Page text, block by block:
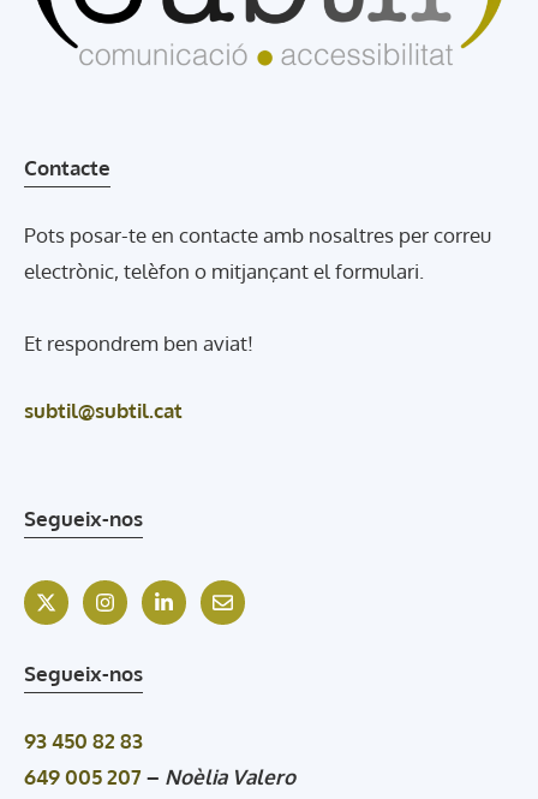
Contacte
Pots posar-te en contacte amb nosaltres per correu
electrònic, telèfon o mitjançant el formulari.
Et respondrem ben aviat!
subtil@subtil.cat
Segueix-nos
Segueix-nos
93 450 82 83
649 005 207– Noèlia Valero